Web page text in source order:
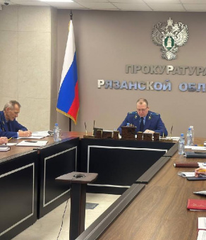
Перейти к основному содержанию